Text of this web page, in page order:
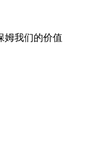
姆我们的价值